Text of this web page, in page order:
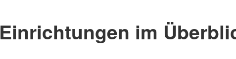
Einrichtungen im